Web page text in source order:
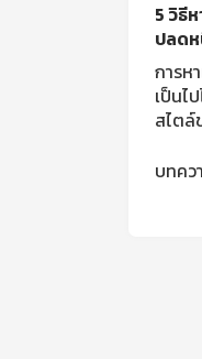
5 วิธี
ปลดห
การห
เป็นไ
สไตล์
ปล่อย
บทคว